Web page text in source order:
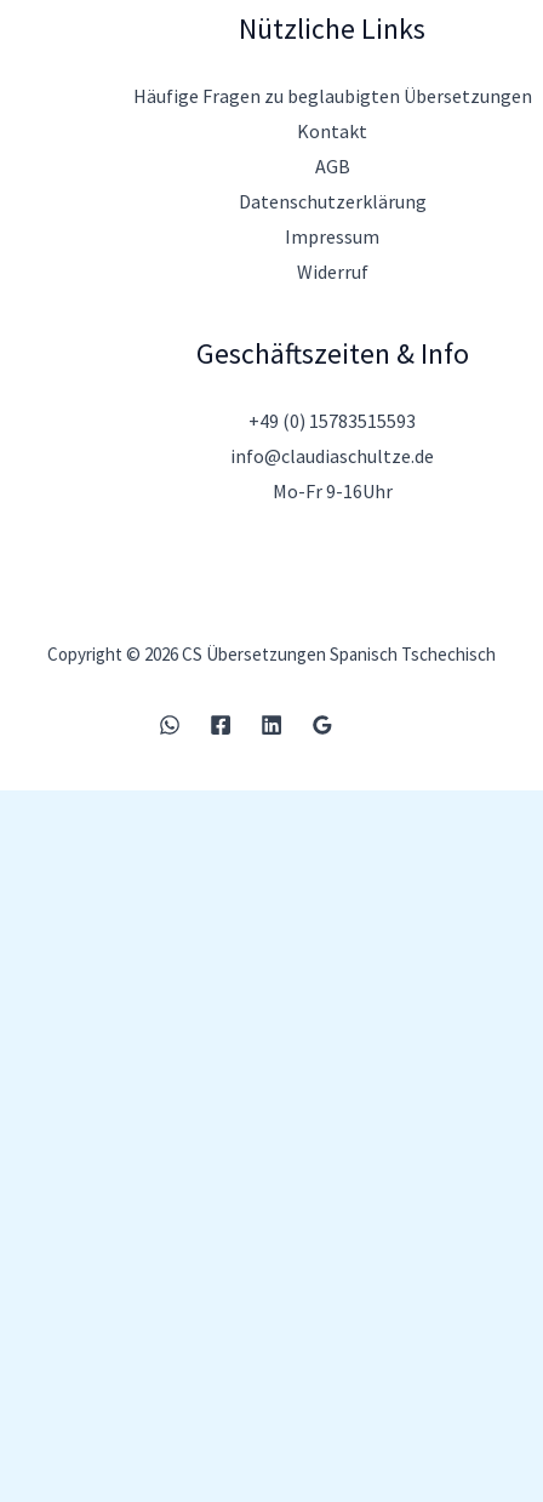
Nützliche Links
Häufige Fragen zu beglaubigten Übersetzungen
Kontakt
AGB
Datenschutzerklärung
Impressum
Widerruf
Geschäftszeiten & Info
+49 (0) 15783515593
info@claudiaschultze.de
Mo-Fr 9-16Uhr
Copyright © 2026 CS Übersetzungen Spanisch Tschechisch